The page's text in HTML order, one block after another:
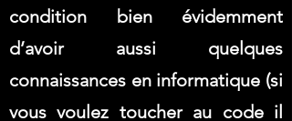
condition bien évidemment
d’avoir aussi quelques
connaissances en informatique (si
vous voulez toucher au code il